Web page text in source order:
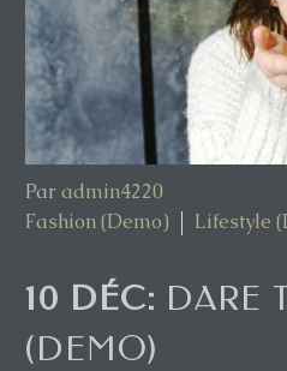
Par admin4220
Fashion (Demo)
Lifestyle
10 DÉC: DARE
(DEMO)